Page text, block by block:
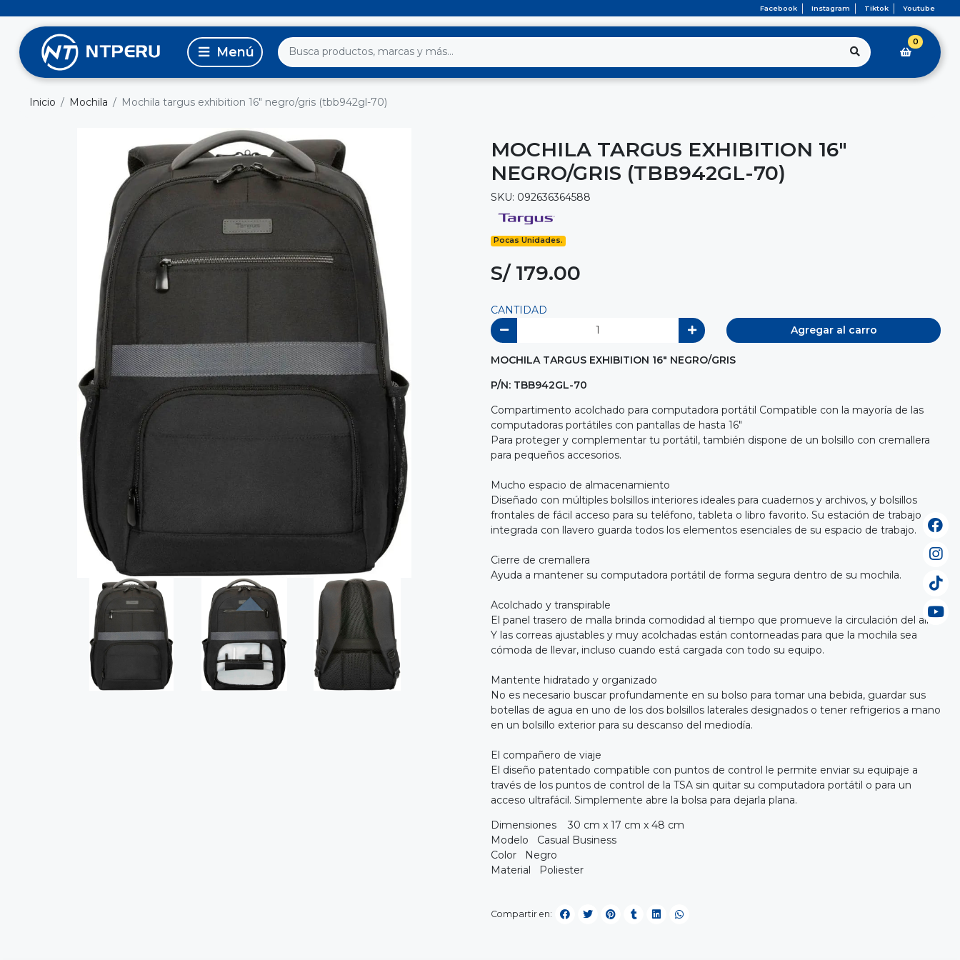
Facebook Instagram Tiktok Youtube
0
Inicio Mochila Mochila targus exhibition 16" negro/gris (tbb942gl-70)
MOCHILA TARGUS EXHIBITION 16"
NEGRO/GRIS (TBB942GL-70)
SKU: 092636364588
Pocas Unidades.
S/ 179.00
CANTIDAD
Agregar al carro
MOCHILA TARGUS EXHIBITION 16" NEGRO/GRIS
P/N: TBB942GL-70
Compartimento acolchado para computadora portátil Compatible con la mayoría de las
computadoras portátiles con pantallas de hasta 16"
Para proteger y complementar tu portátil, también dispone de un bolsillo con cremallera
para pequeños accesorios.
Mucho espacio de almacenamiento
Diseñado con múltiples bolsillos interiores ideales para cuadernos y archivos, y bolsillos
frontales de fácil acceso para su teléfono, tableta o libro favorito. Su estación de trabajo
integrada con llavero guarda todos los elementos esenciales de su espacio de trabajo.
Cierre de cremallera
Ayuda a mantener su computadora portátil de forma segura dentro de su mochila.
Acolchado y transpirable
El panel trasero de malla brinda comodidad al tiempo que promueve la circulación del aire.
Y las correas ajustables y muy acolchadas están contorneadas para que la mochila sea
cómoda de llevar, incluso cuando está cargada con todo su equipo.
Mantente hidratado y organizado
No es necesario buscar profundamente en su bolso para tomar una bebida, guardar sus
botellas de agua en uno de los dos bolsillos laterales designados o tener refrigerios a mano
en un bolsillo exterior para su descanso del mediodía.
El compañero de viaje
El diseño patentado compatible con puntos de control le permite enviar su equipaje a
través de los puntos de control de la TSA sin quitar su computadora portátil o para un
acceso ultrafácil. Simplemente abre la bolsa para dejarla plana.
Dimensiones 30 cm x 17 cm x 48 cm
Modelo Casual Business
Color Negro
Material Poliester
Compartir en: